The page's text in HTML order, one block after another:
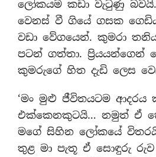
ලෝකයම කඩා වැටුණු
වෙනස් වී ගියේ ගසක
වඩා වේගයෙන්. කුමරා
පටන් ගත්තා. ප්‍රියයන්ගෙන්
කුමරුගේ හිත දැඩි ලෙස
‘මං මුළු ජීවිතයටම ආදරය
එක්කෙනකුටයි… නමුත් ඒ
මගේ සිහින ලෝකයේ
තුළ මා පැතූ ඒ සොඳුරු